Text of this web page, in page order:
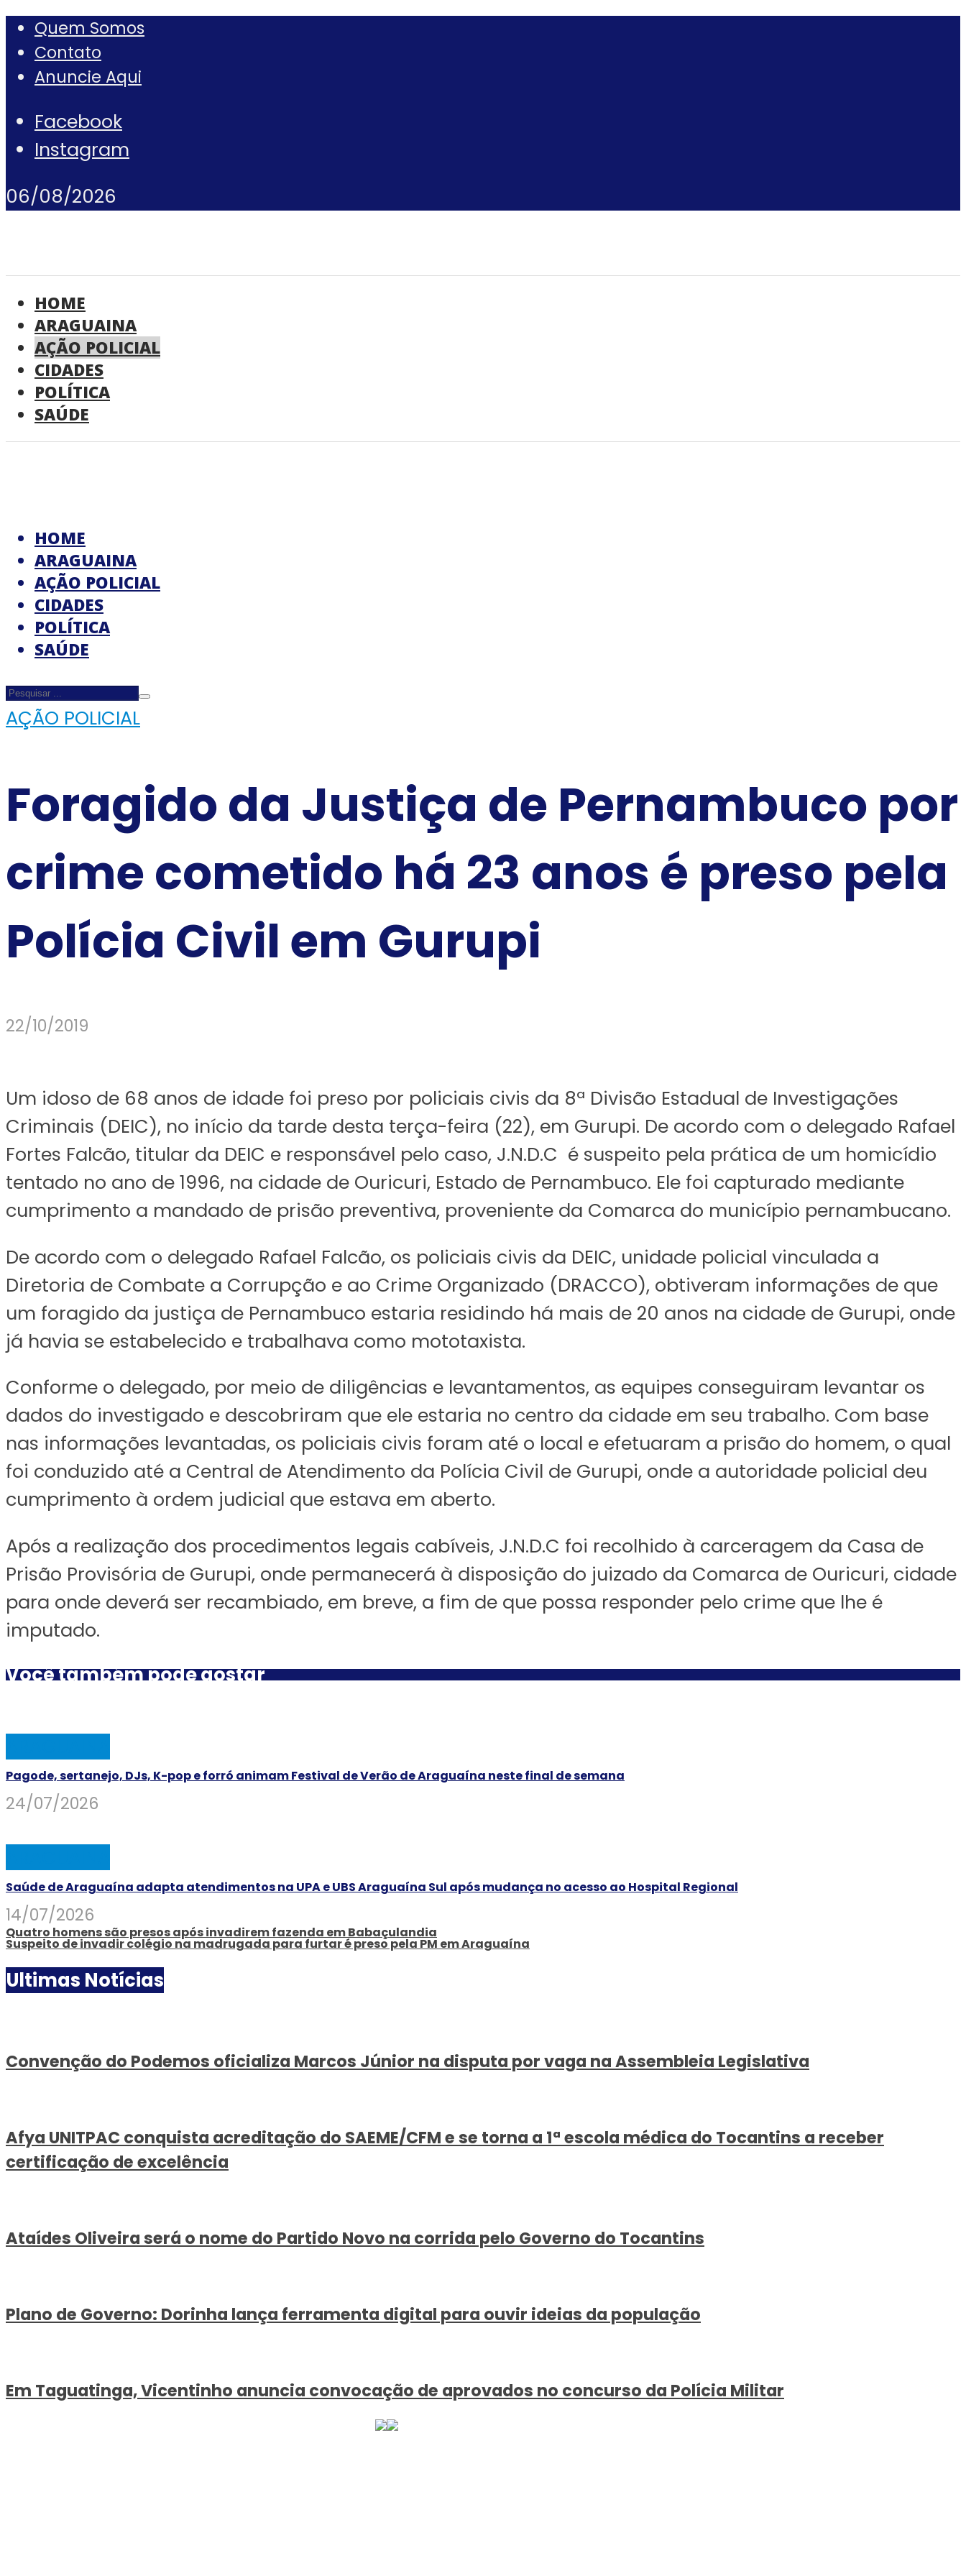
Quem Somos
Contato
Anuncie Aqui
Facebook
Instagram
06/08/2026
HOME
ARAGUAINA
AÇÃO POLICIAL
CIDADES
POLÍTICA
SAÚDE
HOME
ARAGUAINA
AÇÃO POLICIAL
CIDADES
POLÍTICA
SAÚDE
AÇÃO POLICIAL
Foragido da Justiça de Pernambuco por
crime cometido há 23 anos é preso pela
Polícia Civil em Gurupi
22/10/2019
Um idoso de 68 anos de idade foi preso por policiais civis da 8ª Divisão Estadual de Investigações
Criminais (DEIC), no início da tarde desta terça-feira (22), em Gurupi. De acordo com o delegado Rafael
Fortes Falcão, titular da DEIC e responsável pelo caso, J.N.D.C é suspeito pela prática de um homicídio
tentado no ano de 1996, na cidade de Ouricuri, Estado de Pernambuco. Ele foi capturado mediante
cumprimento a mandado de prisão preventiva, proveniente da Comarca do município pernambucano.
De acordo com o delegado Rafael Falcão, os policiais civis da DEIC, unidade policial vinculada a
Diretoria de Combate a Corrupção e ao Crime Organizado (DRACCO), obtiveram informações de que
um foragido da justiça de Pernambuco estaria residindo há mais de 20 anos na cidade de Gurupi, onde
já havia se estabelecido e trabalhava como mototaxista.
Conforme o delegado, por meio de diligências e levantamentos, as equipes conseguiram levantar os
dados do investigado e descobriram que ele estaria no centro da cidade em seu trabalho. Com base
nas informações levantadas, os policiais civis foram até o local e efetuaram a prisão do homem, o qual
foi conduzido até a Central de Atendimento da Polícia Civil de Gurupi, onde a autoridade policial deu
cumprimento à ordem judicial que estava em aberto.
Após a realização dos procedimentos legais cabíveis, J.N.D.C foi recolhido à carceragem da Casa de
Prisão Provisória de Gurupi, onde permanecerá à disposição do juizado da Comarca de Ouricuri, cidade
para onde deverá ser recambiado, em breve, a fim de que possa responder pelo crime que lhe é
imputado.
Você também pode gostar
Pagode, sertanejo, DJs, K-pop e forró animam Festival de Verão de Araguaína neste final de semana
24/07/2026
Saúde de Araguaína adapta atendimentos na UPA e UBS Araguaína Sul após mudança no acesso ao Hospital Regional
14/07/2026
Quatro homens são presos após invadirem fazenda em Babaçulandia
Suspeito de invadir colégio na madrugada para furtar é preso pela PM em Araguaína
Ultimas Notícias
Convenção do Podemos oficializa Marcos Júnior na disputa por vaga na Assembleia Legislativa
Afya UNITPAC conquista acreditação do SAEME/CFM e se torna a 1ª escola médica do Tocantins a receber
certificação de excelência
Ataídes Oliveira será o nome do Partido Novo na corrida pelo Governo do Tocantins
Plano de Governo: Dorinha lança ferramenta digital para ouvir ideias da população
Em Taguatinga, Vicentinho anuncia convocação de aprovados no concurso da Polícia Militar